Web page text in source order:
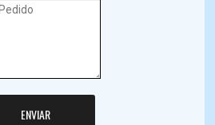
ENVIAR